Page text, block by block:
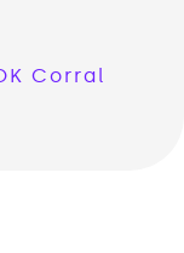
Corral